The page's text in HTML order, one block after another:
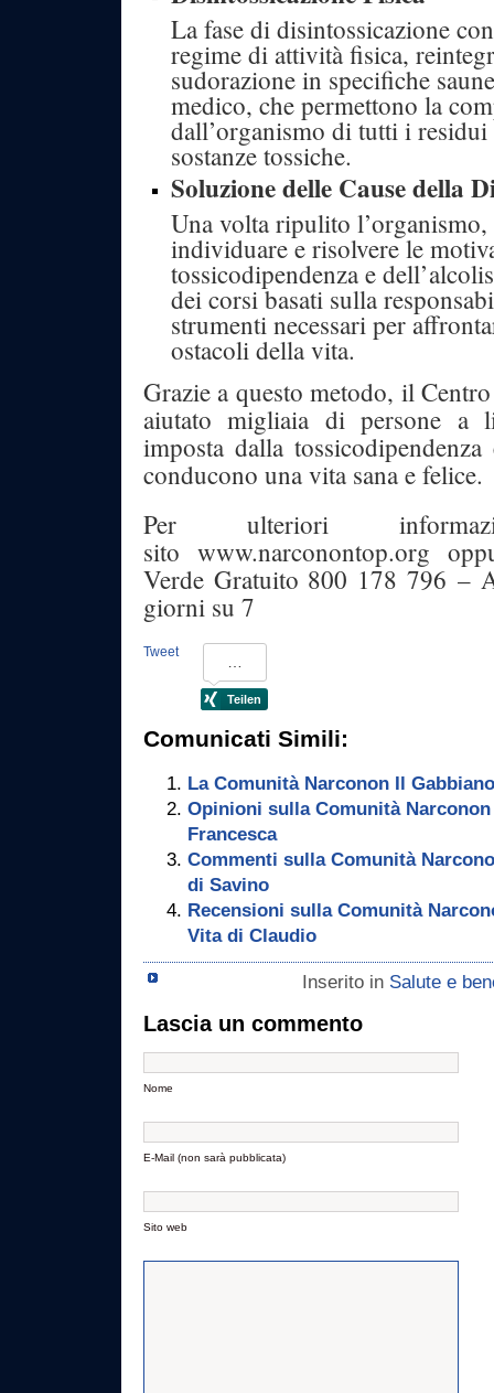
La fase di disintossicazione
regime di attività fisica,
sudorazione in specifiche
medico, che permettono la
dall’organismo di tutti i
sostanze tossiche.
Soluzione delle Cause della
Una volta ripulito l’organismo,
individuare e risolvere le
tossicodipendenza e
dei corsi basati sulla
strumenti necessari per
ostacoli della vita.
Grazie a questo metodo, il
aiutato migliaia di persone a
imposta dalla
conducono una vita sana e felice.
Per ulteriori
sito www.narconontop.org
Verde Gratuito 800 178 796 –
giorni su 7
Tweet
Comunicati Simili:
La Comunità Narconon Il
Opinioni sulla Comunità
Francesca
Commenti sulla Comunità
di Savino
Recensioni sulla Comunità
Vita di Claudio
Inserito in Salute e
Lascia un commento
Nome
E-Mail (non sarà pubblicata)
Sito web